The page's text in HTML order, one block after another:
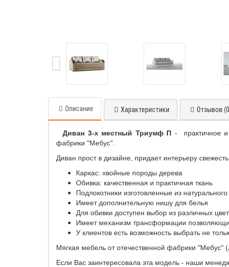
Описание Характеристики Отзывов
Диван 3-х местный Триумф П - практичное
фабрики "Мебус".
Диван прост в дизайне, придает интерьеру
Каркас: хвойные породы дерева
Обивка: качественная и практичная ткань
Подлокотники изготовленные из
Имеет дополнительную нишу для белья
Для обивки доступен выбор из различных
Имеет механизм трансформации
У клиентов есть возможность выбрать не
Мягкая мебель от отечественной фабрики "Мебус"
Если Вас заинтересовала эта модель - наши